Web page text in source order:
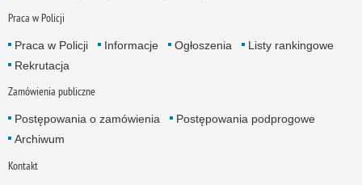
Praca w Policji
Praca w Policji Informacje Ogłoszenia
Listy rankingowe
Rekrutacja
Zamówienia publiczne
Postępowania o zamówienia
Postępowania podprogowe
Archiwum
Kontakt